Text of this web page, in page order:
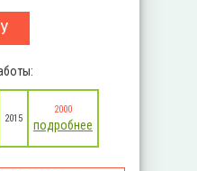
2015
2000
подробнее